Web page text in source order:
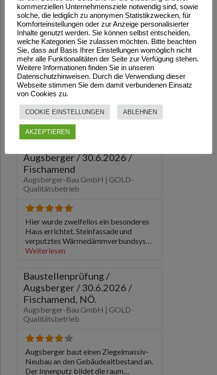
kommerziellen Unternehmensziele notwendig sind, sowie
solche, die lediglich zu anonymen Statistikzwecken, für
Komforteinstellungen oder zur Anzeige personalisierter
Inhalte genutzt werden. Sie können selbst entscheiden,
welche Kategorien Sie zulassen möchten. Bitte beachten
Sie, dass auf Basis Ihrer Einstellungen womöglich nicht
mehr alle Funktionalitäten der Seite zur Verfügung stehen.
Weitere Informationen finden Sie in unseren
Datenschutzhinweisen. Durch die Verwendung dieser
Webseite stimmen Sie dem damit verbundenen Einsatz
von Cookies zu.
COOKIE EINSTELLUNGEN ABLEHNEN
AKZEPTIEREN